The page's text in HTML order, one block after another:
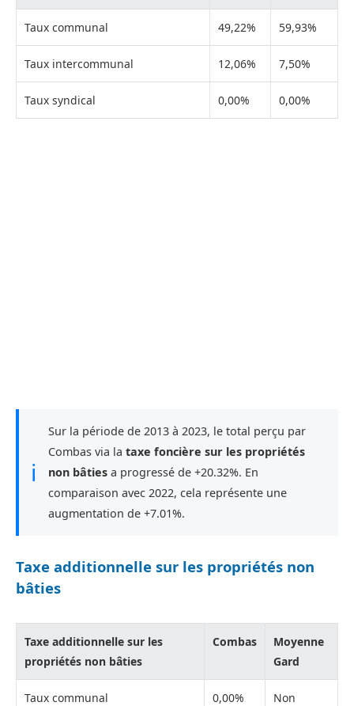
Taux communal 49,22% 59,93%
Taux intercommunal 12,06% 7,50%
Taux syndical 0,00% 0,00%
ℹ
Sur la période de 2013 à 2023, le total perçu par
Combas via la taxe foncière sur les propriétés
non bâties a progressé de +20.32%. En
comparaison avec 2022, cela représente une
augmentation de +7.01%.
Taxe additionnelle sur les propriétés non
bâties
Taxe additionnelle sur les
propriétés non bâties
Combas
Moyenne
Gard
Taux communal 0,00%
Non